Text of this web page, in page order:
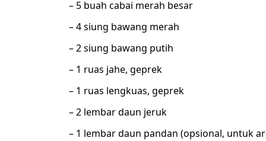
– 5 buah cabai merah besar
– 4 siung bawang merah
– 2 siung bawang putih
– 1 ruas jahe, geprek
– 1 ruas lengkuas, geprek
– 2 lembar daun jeruk
– 1 lembar daun pandan (opsional, untuk